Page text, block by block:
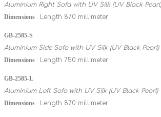
Aluminium Right Sofa with UV Silk (UV Black Pearl)
Dimensions : Length 870 millimeter
GB-2585-S
Aluminium Side Sofa with UV Silk (UV Black Pearl)
Dimensions : Length 750 millimeter
GB-2585-L
Aluminium Left Sofa with UV Silk (UV Black Pearl)
Dimensions : Length 870 millimeter